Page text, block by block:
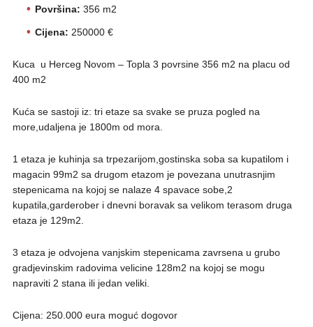
Površina: 356 m2
Cijena: 250000 €
Kuca u Herceg Novom – Topla 3 povrsine 356 m2 na placu od
400 m2
Kuća se sastoji iz: tri etaze sa svake se pruza pogled na
more,udaljena je 1800m od mora.
1 etaza je kuhinja sa trpezarijom,gostinska soba sa kupatilom i
magacin 99m2 sa drugom etazom je povezana unutrasnjim
stepenicama na kojoj se nalaze 4 spavace sobe,2
kupatila,garderober i dnevni boravak sa velikom terasom druga
etaza je 129m2.
3 etaza je odvojena vanjskim stepenicama zavrsena u grubo
gradjevinskim radovima velicine 128m2 na kojoj se mogu
napraviti 2 stana ili jedan veliki.
Cijena: 250.000 eura moguć dogovor